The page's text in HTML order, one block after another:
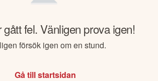
fel. Vänligen prova igen!
försök igen om en stund.
Gå till startsidan